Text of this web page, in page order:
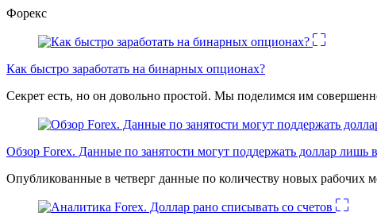
Форекс
Как быстро заработать на бинарных опционах?
Секрет есть, но он довольно простой. Мы поделимся им
Обзор Forex. Данные по занятости могут поддержать доллар лишь
Опубликованные в четверг данные по количеству новых рабочих